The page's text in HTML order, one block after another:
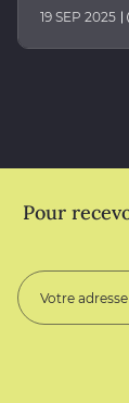
19 SEP 2025
Pour